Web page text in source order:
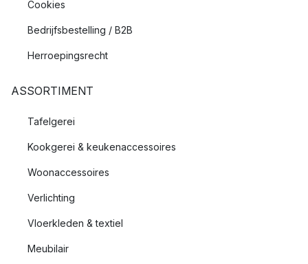
Cookies
Bedrijfsbestelling / B2B
Herroepingsrecht
ASSORTIMENT
Tafelgerei
Kookgerei & keukenaccessoires
Woonaccessoires
Verlichting
Vloerkleden & textiel
Meubilair